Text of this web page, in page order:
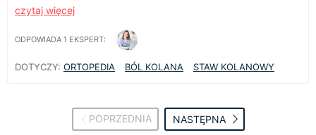
czytaj więcej
ODPOWIADA 1 EKSPERT:
DOTYCZY: ORTOPEDIA BÓL KOLANA STAW KOLANOWY
POPRZEDNIA NASTĘPNA